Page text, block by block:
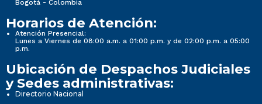
Bogotá - Colombia
Horarios de Atención:
Atención Presencial:
Lunes a Viernes de 08:00 a.m. a 01:00 p.m. y de 02:00 p.m. a 05:00
p.m.
Ubicación de Despachos Judiciales
y Sedes administrativas:
Directorio Nacional